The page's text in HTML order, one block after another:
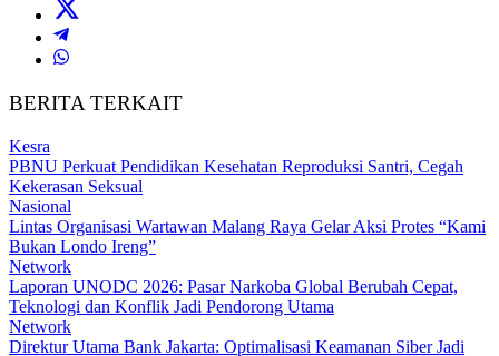
BERITA TERKAIT
Kesra
PBNU Perkuat Pendidikan Kesehatan Reproduksi Santri, Cegah
Kekerasan Seksual
Nasional
Lintas Organisasi Wartawan Malang Raya Gelar Aksi Protes “Kami
Bukan Londo Ireng”
Network
Laporan UNODC 2026: Pasar Narkoba Global Berubah Cepat,
Teknologi dan Konflik Jadi Pendorong Utama
Network
Direktur Utama Bank Jakarta: Optimalisasi Keamanan Siber Jadi